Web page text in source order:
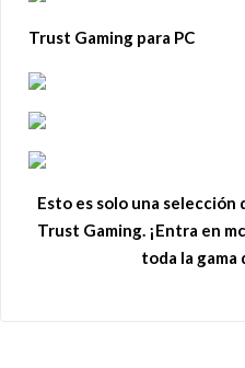
Trust Gaming para PC
Esto es solo una
Trust Gaming. ¡Entra en
toda la